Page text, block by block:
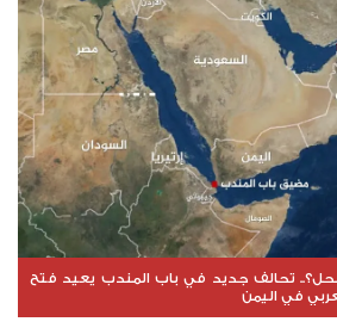
تحالف جديد في باب المندب يعيد فتح
في اليمن